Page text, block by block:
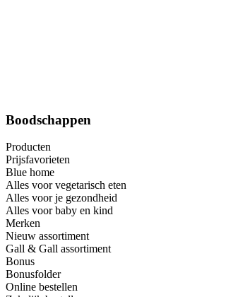
Boodschappen
Producten
Prijsfavorieten
Blue home
Alles voor vegetarisch eten
Alles voor je gezondheid
Alles voor baby en kind
Merken
Nieuw assortiment
Gall & Gall assortiment
Bonus
Bonusfolder
Online bestellen